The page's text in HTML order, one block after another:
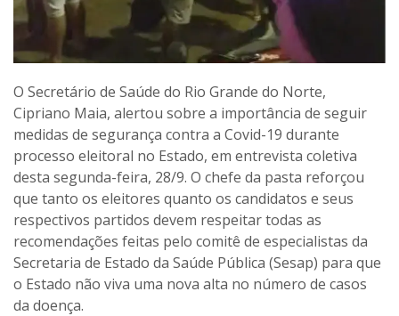
O Secretário de Saúde do Rio Grande do Norte,
Cipriano Maia, alertou sobre a importância de seguir
medidas de segurança contra a Covid-19 durante
processo eleitoral no Estado, em entrevista coletiva
desta segunda-feira, 28/9. O chefe da pasta reforçou
que tanto os eleitores quanto os candidatos e seus
respectivos partidos devem respeitar todas as
recomendações feitas pelo comitê de especialistas da
Secretaria de Estado da Saúde Pública (Sesap) para que
o Estado não viva uma nova alta no número de casos
da doença.